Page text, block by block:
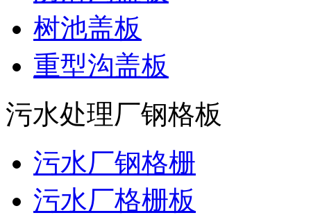
树池盖板
重型沟盖板
污水处理厂钢格板
污水厂钢格栅
污水厂格栅板